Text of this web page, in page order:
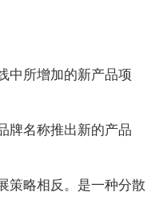
所增加的新产品项
名称推出新的产品
略相反。是一种分散